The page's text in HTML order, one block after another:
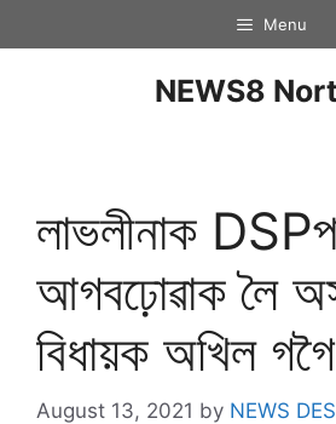
Menu
NEWS8
লাভলীনাক
আগবঢ়োৱাক লৈ
বিধায়ক অখিল
August 13, 2021 by NEWS